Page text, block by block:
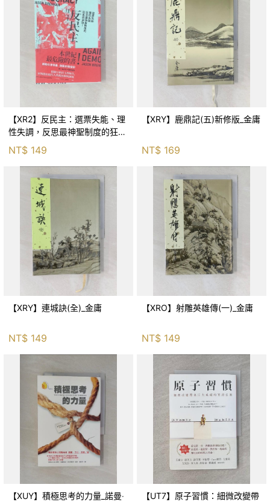
【XR2】反民主：選票失能、理
性失調，反思最神聖制度的狂亂
NT$ 149
【XRY】鹿鼎記(五)新修版_金庸
NT$ 169
【XRY】連城訣(全)_金庸
NT$ 149
【XRO】射雕英雄傳(一)_金庸
NT$ 149
【XUY】積極思考的力量_諾曼‧
【UT7】原子習慣：細微改變帶